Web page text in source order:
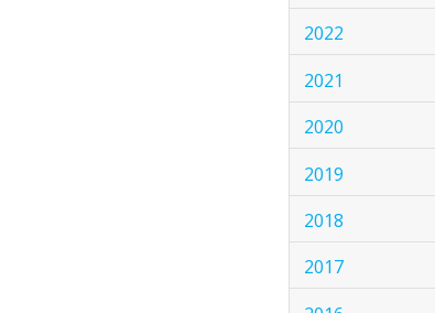
2022
2021
2020
2019
2018
2017